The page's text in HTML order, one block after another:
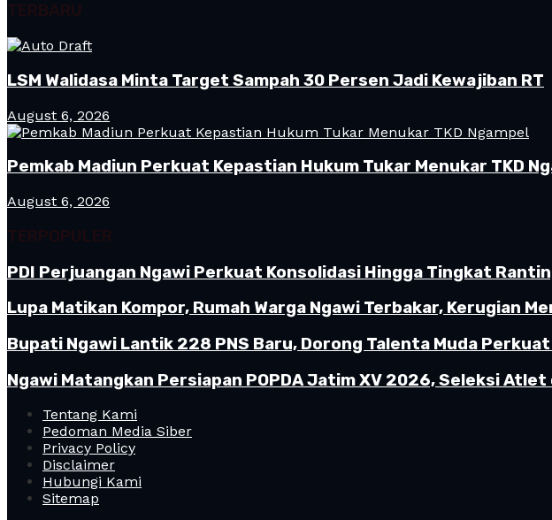
TERBARU
LSM Walidasa Minta Target Sampah 30 Persen Jadi Kewajiban RT
August 6, 2026
Pemkab Madiun Perkuat Kepastian Hukum Tukar Menukar TKD
August 6, 2026
TERPOPULER
PDI Perjuangan Ngawi Perkuat Konsolidasi Hingga Tingkat
Lupa Matikan Kompor, Rumah Warga Ngawi Terbakar, Kerugian
Bupati Ngawi Lantik 228 PNS Baru, Dorong Talenta Muda
Ngawi Matangkan Persiapan POPDA Jatim XV 2026, Seleksi Atlet
Tentang Kami
Pedoman Media Siber
Privacy Policy
Disclaimer
Hubungi Kami
Sitemap